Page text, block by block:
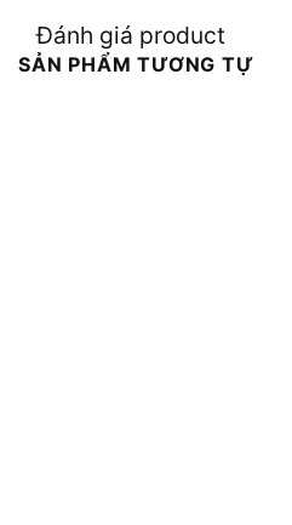
Đánh giá product
SẢN PHẨM TƯƠNG TỰ